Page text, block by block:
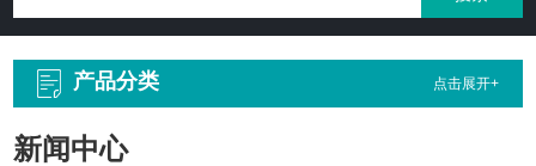
产品分类 点击展开+
新闻中心